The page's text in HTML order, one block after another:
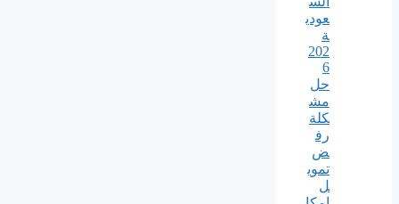
عودي
ة
202
6
حل
مش
كلة
رف
ض
تموي
ل